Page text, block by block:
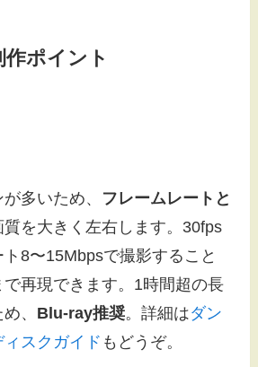
ポイント
多いため、 フレームレートと
質を大きく左右します。30fps
8〜15Mbpsで撮影すること
再現できます。1時間超の長
、 Blu-ray推奨。詳細はダン
スクガイド もどうぞ。